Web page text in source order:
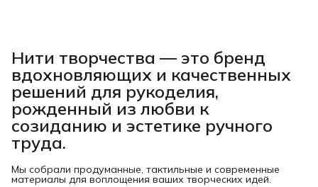
Нити творчества — это бренд
вдохновляющих и качественных
решений для рукоделия,
рожденный из любви к
созиданию и эстетике ручного
труда.
Мы собрали продуманные, тактильные и современные
материалы для воплощения ваших творческих идей.